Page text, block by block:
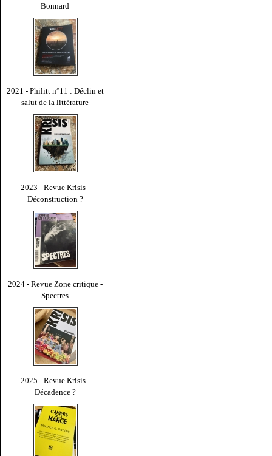
Bonnard
2021 - Philitt n°11 : Déclin et
salut de la littérature
2023 - Revue Krisis -
Déconstruction ?
2024 - Revue Zone critique -
Spectres
2025 - Revue Krisis -
Décadence ?